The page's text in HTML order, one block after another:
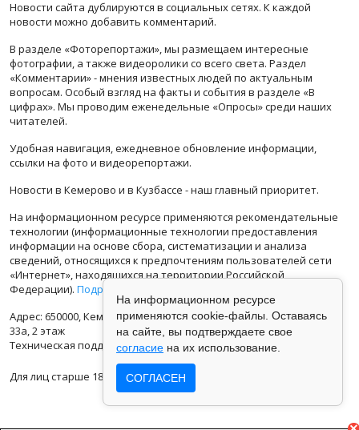
Новости сайта дублируются в социальных сетях. К каждой
новости можно добавить комментарий.
В разделе «Фоторепортажи», мы размещаем интересные
фотографии, а также видеоролики со всего света. Раздел
«Комментарии» - мнения известных людей по актуальным
вопросам. Особый взгляд на факты и события в разделе «В
цифрах». Мы проводим еженедельные «Опросы» среди наших
читателей.
Удобная навигация, ежедневное обновление информации,
ссылки на фото и видеорепортажи.
Новости в Кемерово и в Кузбассе - наш главный приоритет.
На информационном ресурсе применяются рекомендательные
технологии (информационные технологии предоставления
информации на основе сбора, систематизации и анализа
сведений, относящихся к предпочтениям пользователей сети
«Интернет», находящихся на территории Российской
Федерации). Подробная информация
Адрес: 650000, Кемеровская Область, г.Кемерово, ул.Кузбасская
33а, 2 этаж
Техническая поддержка: support@vse42.ru
Для лиц старше 18 лет.
На информационном ресурсе
применяются cookie-файлы. Оставаясь
на сайте, вы подтверждаете свое
согласие на их использование.
СОГЛАСЕН